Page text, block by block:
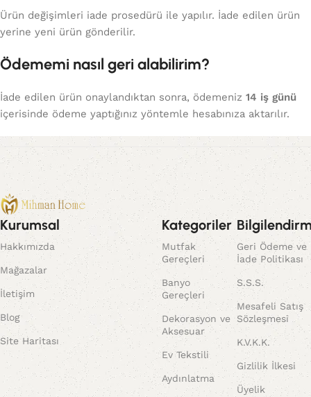
Ürün değişimleri iade prosedürü ile yapılır. İade edilen ürün
yerine yeni ürün gönderilir.
Ödememi nasıl geri alabilirim?
İade edilen ürün onaylandıktan sonra, ödemeniz 14 iş günü
içerisinde ödeme yaptığınız yöntemle hesabınıza aktarılır.
Kurumsal
Hakkımızda
Mağazalar
İletişim
Blog
Site Haritası
Kategoriler
Mutfak
Gereçleri
Banyo
Gereçleri
Dekorasyon ve
Aksesuar
Ev Tekstili
Aydınlatma
Geri Ödeme ve
İade Politikası
S.S.S.
Mesafeli Satış
Sözleşmesi
K.V.K.K.
Gizlilik İlkesi
Üyelik